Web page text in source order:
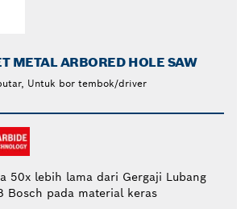
METAL ARBORED HOLE SAW
Untuk bor tembok/driver
50x lebih lama dari Gergaji Lubang
Bosch pada material keras